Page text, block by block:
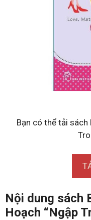
Bạn có thể tải sách
Nội dung sách
Hoạch “Ngập